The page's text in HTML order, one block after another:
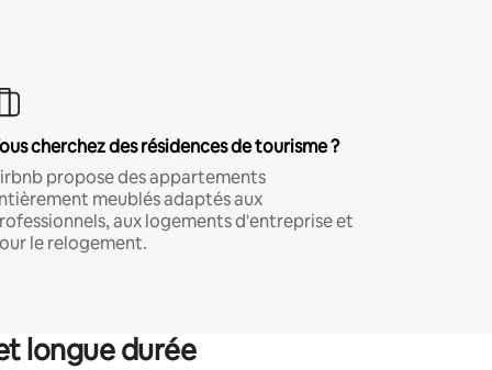
cherchez des résidences de tourisme ?
propose des appartements
meublés adaptés aux
aux logements d'entreprise et
le relogement.
longue durée